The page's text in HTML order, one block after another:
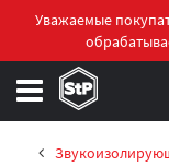
Уважаемые